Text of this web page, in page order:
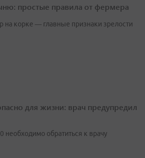
простые правила от фермера
на корке — главные признаки зрелости
для жизни: врач предупредил
обратиться к врачу